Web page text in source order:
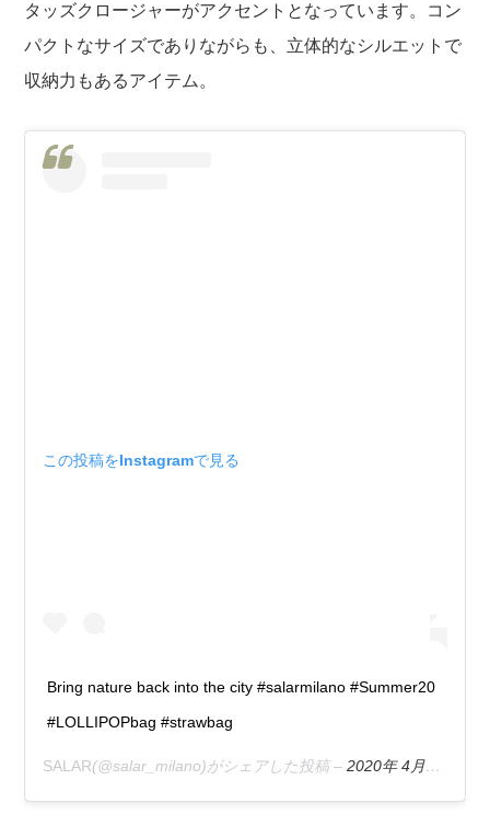
タッズクロージャーがアクセントとなっています。コン
パクトなサイズでありながらも、立体的なシルエットで
収納力もあるアイテム。
この投稿をInstagramで見る
Bring nature back into the city #salarmilano #Summer20
#LOLLIPOPbag #strawbag
SALAR(@salar_milano)がシェアした投稿 –2020年 4月月6日午前9時02分PDT